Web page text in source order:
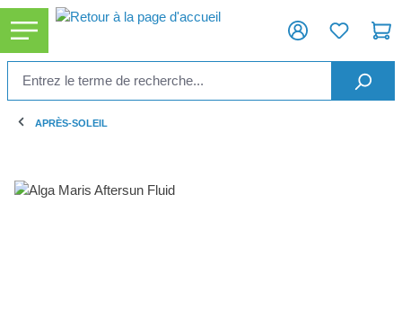
principal
APRÈS-SOLEIL
Ignorer la galerie d'images